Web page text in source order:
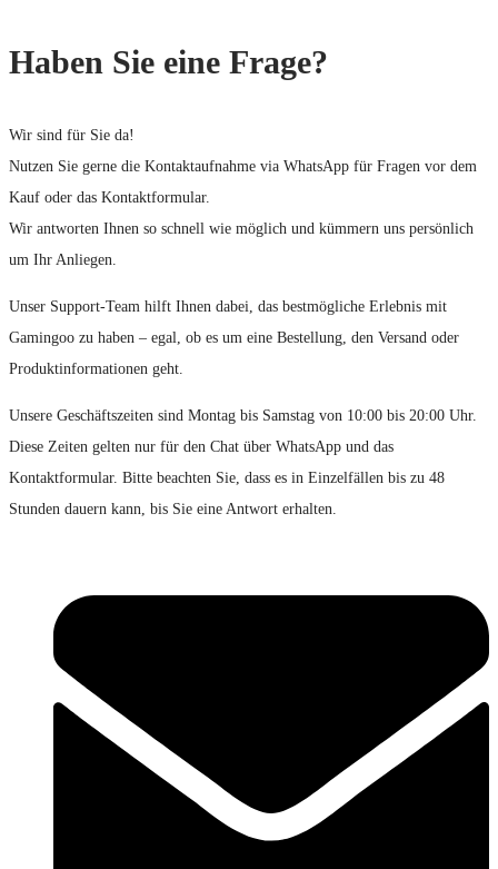
Haben Sie eine Frage?
Wir sind für Sie da!
Nutzen Sie gerne die Kontaktaufnahme via WhatsApp für Fragen vor dem
Kauf oder das Kontaktformular.
Wir antworten Ihnen so schnell wie möglich und kümmern uns persönlich
um Ihr Anliegen.
Unser Support-Team hilft Ihnen dabei, das bestmögliche Erlebnis mit
Gamingoo zu haben – egal, ob es um eine Bestellung, den Versand oder
Produktinformationen geht.
Unsere Geschäftszeiten sind Montag bis Samstag von 10:00 bis 20:00 Uhr.
Diese Zeiten gelten nur für den Chat über WhatsApp und das
Kontaktformular. Bitte beachten Sie, dass es in Einzelfällen bis zu 48
Stunden dauern kann, bis Sie eine Antwort erhalten.